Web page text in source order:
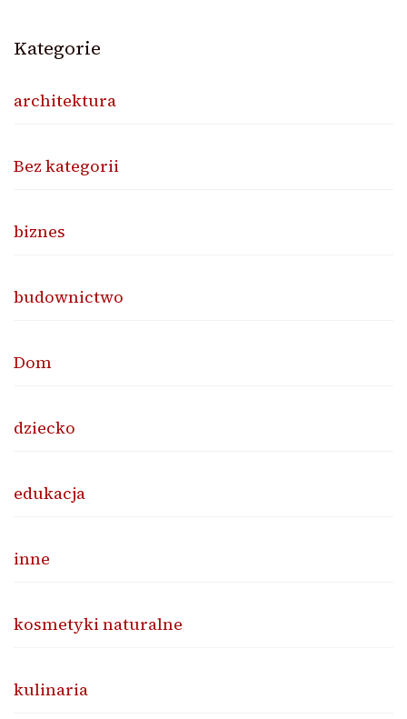
Kategorie
architektura
Bez kategorii
biznes
budownictwo
Dom
dziecko
edukacja
inne
kosmetyki naturalne
kulinaria